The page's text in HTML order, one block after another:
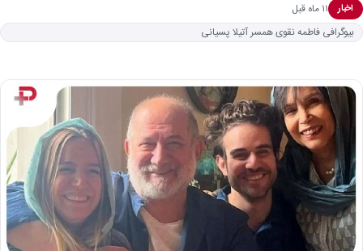
اخبار
۱۱ ماه قبل
بیوگرافی فاطمه نقوی همسر آتیلا پسیانی